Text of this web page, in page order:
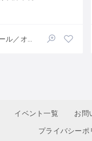
イベント一覧 お問
プライバシーポ